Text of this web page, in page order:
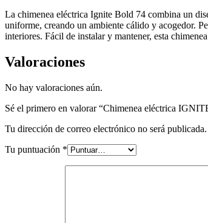
La chimenea eléctrica Ignite Bold 74 combina un
uniforme, creando un ambiente cálido y acogedor.
interiores. Fácil de instalar y mantener, esta
Valoraciones
No hay valoraciones aún.
Sé el primero en valorar “Chimenea eléctrica
Tu dirección de correo electrónico no será publicada.
Tu puntuación *